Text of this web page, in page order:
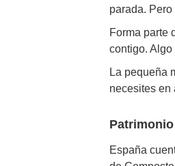
parada.
Forma parte
contigo.
La pequeña
necesites en
España